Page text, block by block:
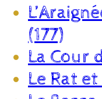
(177)
La Cour
Le Rat